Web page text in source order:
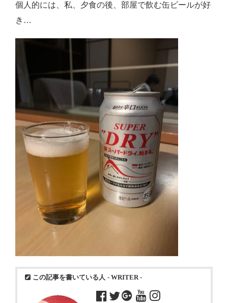
個人的には、私、夕食の後、部屋で飲む缶ビールが好
き…
この記事を書いている人 - WRITER -